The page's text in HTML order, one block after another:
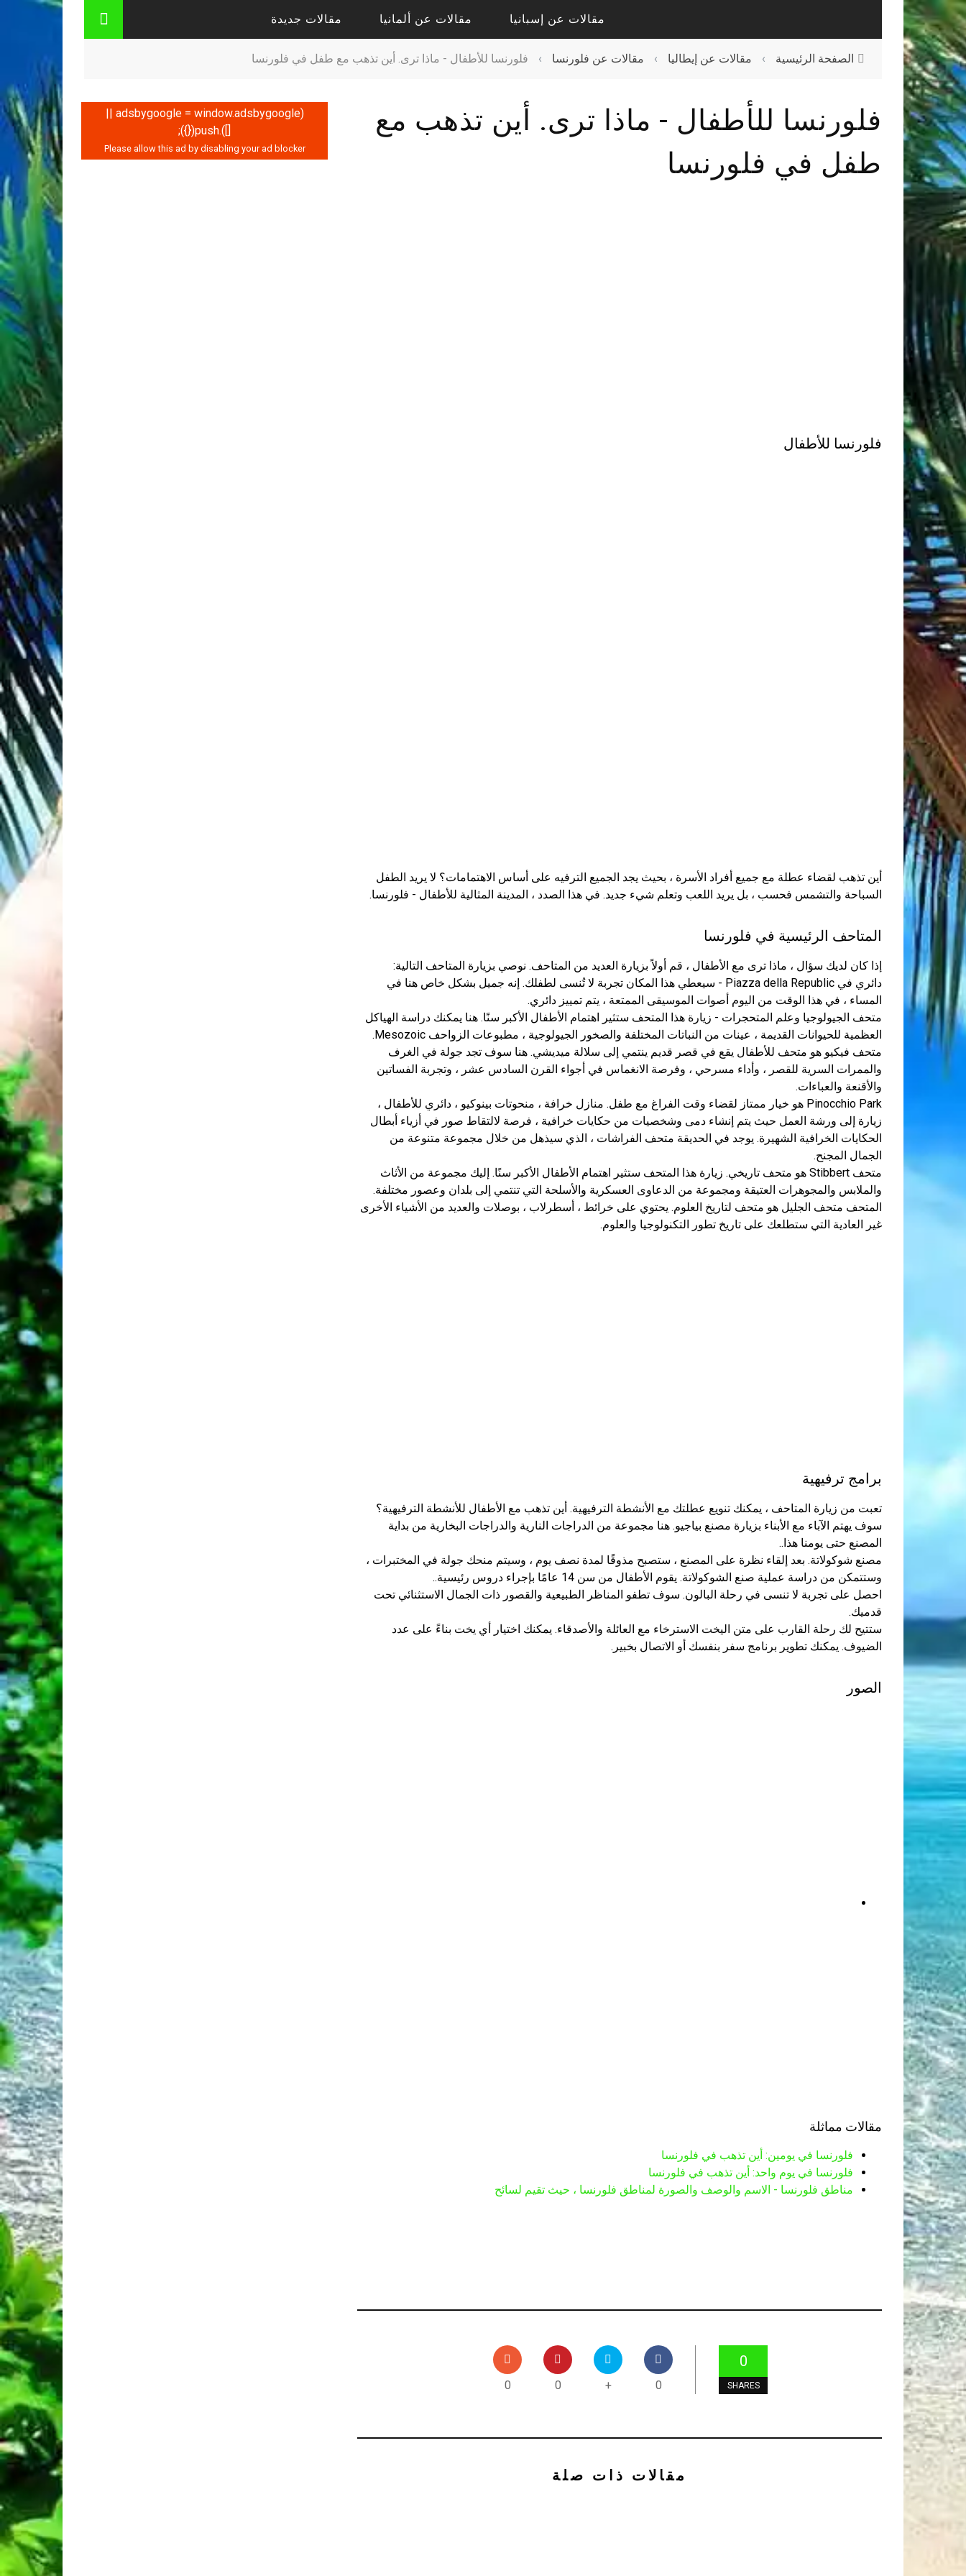
مقالات عن إسبانيا
مقالات حول فالنسيا
مقالات عن ألمانيا
مقالات حول كولونيا
مقالات جديدة
الصفحة الرئيسية › مقالات عن إيطاليا › مقالات عن فلورنسا › فلورنسا للأطفال - ماذا ترى. أين تذهب مع طفل في فلورنسا
فلورنسا للأطفال - ماذا ترى. أين تذهب مع
طفل في فلورنسا
فلورنسا للأطفال
أين تذهب لقضاء عطلة مع جميع أفراد الأسرة ، بحيث يجد الجميع الترفيه على أساس الاهتمامات؟ لا يريد الطفل
السباحة والتشمس فحسب ، بل يريد اللعب وتعلم شيء جديد. في هذا الصدد ، المدينة المثالية للأطفال - فلورنسا.
المتاحف الرئيسية في فلورنسا
إذا كان لديك سؤال ، ماذا ترى مع الأطفال ، قم أولاً بزيارة العديد من المتاحف. نوصي بزيارة المتاحف التالية:
دائري في Piazza della Republic - سيعطي هذا المكان تجربة لا تُنسى لطفلك. إنه جميل بشكل خاص هنا في
المساء ، في هذا الوقت من اليوم أصوات الموسيقى الممتعة ، يتم تمييز دائري.
متحف الجيولوجيا وعلم المتحجرات - زيارة هذا المتحف ستثير اهتمام الأطفال الأكبر سنًا. هنا يمكنك دراسة الهياكل
العظمية للحيوانات القديمة ، عينات من النباتات المختلفة والصخور الجيولوجية ، مطبوعات الزواحف Mesozoic.
متحف فيكيو هو متحف للأطفال يقع في قصر قديم ينتمي إلى سلالة ميديشي. هنا سوف تجد جولة في الغرف
والممرات السرية للقصر ، وأداء مسرحي ، وفرصة الانغماس في أجواء القرن السادس عشر ، وتجربة الفساتين
والأقنعة والعباءات.
Pinocchio Park هو خيار ممتاز لقضاء وقت الفراغ مع طفل. منازل خرافة ، منحوتات بينوكيو ، دائري للأطفال ،
زيارة إلى ورشة العمل حيث يتم إنشاء دمى وشخصيات من حكايات خرافية ، فرصة لالتقاط صور في أزياء أبطال
الحكايات الخرافية الشهيرة. يوجد في الحديقة متحف الفراشات ، الذي سيذهل من خلال مجموعة متنوعة من
الجمال المجنح.
متحف Stibbert هو متحف تاريخي. زيارة هذا المتحف ستثير اهتمام الأطفال الأكبر سنًا. إليك مجموعة من الأثاث
والملابس والمجوهرات العتيقة ومجموعة من الدعاوى العسكرية والأسلحة التي تنتمي إلى بلدان وعصور مختلفة.
المتحف متحف الجليل هو متحف لتاريخ العلوم. يحتوي على خرائط ، أسطرلاب ، بوصلات والعديد من الأشياء الأخرى
غير العادية التي ستطلعك على تاريخ تطور التكنولوجيا والعلوم.
برامج ترفيهية
تعبت من زيارة المتاحف ، يمكنك تنويع عطلتك مع الأنشطة الترفيهية. أين تذهب مع الأطفال للأنشطة الترفيهية؟
سوف يهتم الآباء مع الأبناء بزيارة مصنع بياجيو. هنا مجموعة من الدراجات النارية والدراجات البخارية من بداية
المصنع حتى يومنا هذا..
مصنع شوكولاتة. بعد إلقاء نظرة على المصنع ، ستصبح مذوقًا لمدة نصف يوم ، وسيتم منحك جولة في المختبرات ،
وستتمكن من دراسة عملية صنع الشوكولاتة. يقوم الأطفال من سن 14 عامًا بإجراء دروس رئيسية..
احصل على تجربة لا تنسى في رحلة البالون. سوف تطفو المناظر الطبيعية والقصور ذات الجمال الاستثنائي تحت
قدميك.
ستتيح لك رحلة القارب على متن اليخت الاسترخاء مع العائلة والأصدقاء. يمكنك اختيار أي يخت بناءً على عدد
الضيوف. يمكنك تطوير برنامج سفر بنفسك أو الاتصال بخبير.
الصور
مقالات مماثلة
فلورنسا في يومين: أين تذهب في فلورنسا
فلورنسا في يوم واحد: أين تذهب في فلورنسا
مناطق فلورنسا - الاسم والوصف والصورة لمناطق فلورنسا ، حيث تقيم لسائح
0
SHARES
0
+
0
0
مقالات ذات صلة
(adsbygoogle = window.adsbygoogle ||
[]).push({});